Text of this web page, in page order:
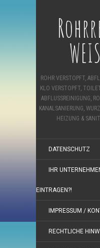
ROHR VERSTOPFT,
KLO VERSTOPFT,
ABFLUSSREINIGUNG,
KANALSANIERUNG,
HEIZUNG &
DATENSCHUTZ
IHR
INTRAGEN?!
IMPRESSUM /
RECHTLICHE